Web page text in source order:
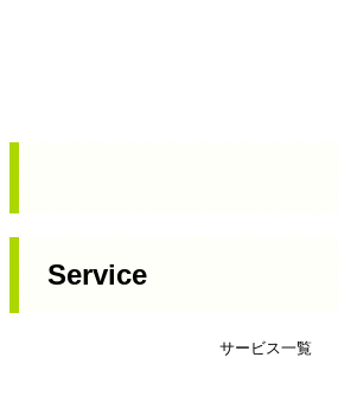
Service
サービス一覧